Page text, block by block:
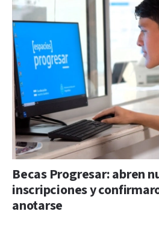
Becas Progresar: abren
inscripciones y
anotarse